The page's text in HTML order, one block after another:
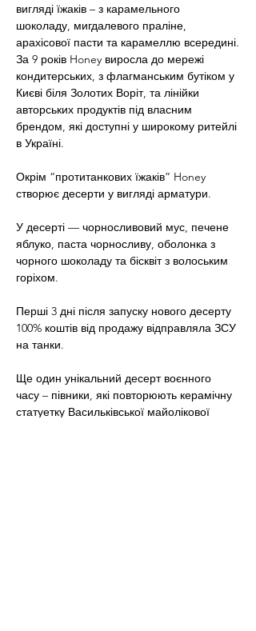
вигляді їжаків – з карамельного
шоколаду, мигдалевого праліне,
арахісової пасти та карамеллю всередині.
За 9 років Honey виросла до мережі
кондитерських, з флагманським бутіком у
Києві біля Золотих Воріт, та лінійки
авторських продуктів під власним
брендом, які доступні у широкому ритейлі
в Україні.
Окрім “протитанкових їжаків” Honey
створює десерти у вигляді арматури.
У десерті — чорносливовий мус, печене
яблуко, паста чорносливу, оболонка з
чорного шоколаду та бісквіт з волоським
горіхом.
Перші 3 дні після запуску нового десерту
100% коштів від продажу відправляла ЗСУ
на танки.
Ще один унікальний десерт воєнного
часу – півники, які повторюють керамічну
статуетку Васильківської майолікової